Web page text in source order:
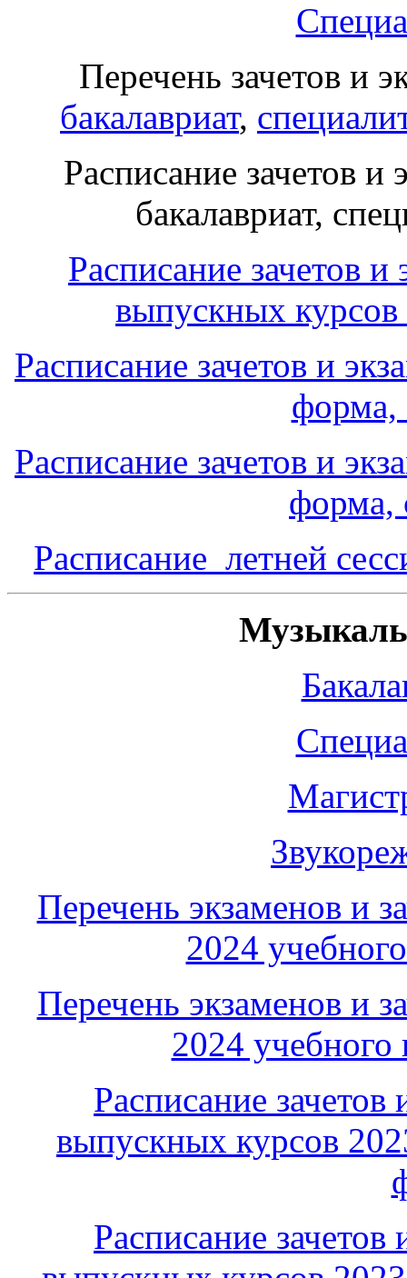
Перечень зачетов и
бакалавриат,
Расписание зачетов
бакалавриат,
Расписание зачетов
выпускных
Расписание зачетов и
форма,
Расписание зачетов и
форма,
Расписание летней
Перечень экзаменов и
2024
Перечень экзаменов и
2024 учебного
Расписание зачетов
выпускных курсов
Расписание зачетов